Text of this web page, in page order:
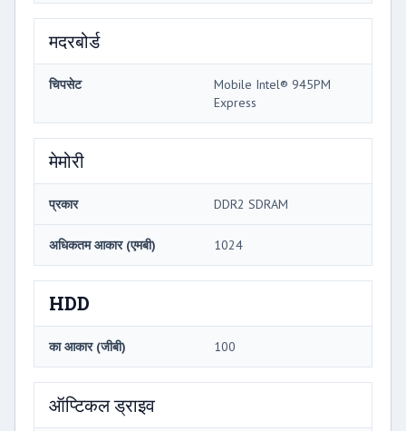
मदरबोर्ड
चिपसेट
Mobile Intel® 945PM
Express
मेमोरी
प्रकार DDR2 SDRAM
अधिकतम आकार (एमबी) 1024
HDD
का आकार (जीबी) 100
ऑप्टिकल ड्राइव